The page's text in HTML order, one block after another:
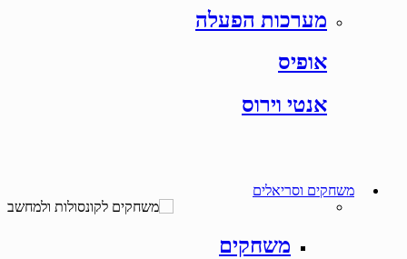
מערכות הפעלה
אופיס
אנטי וירוס
משחקים וסריאלים
משחקים